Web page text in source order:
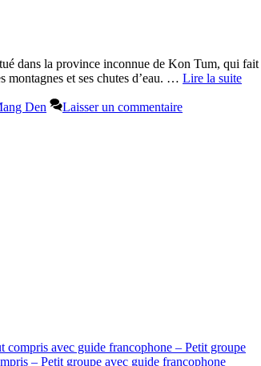
dans la province inconnue de Kon Tum, qui
montagnes et ses chutes d’eau. … Lire la suite
Den
Laisser un commentaire
avec guide francophone – Petit groupe
– Petit groupe avec guide francophone